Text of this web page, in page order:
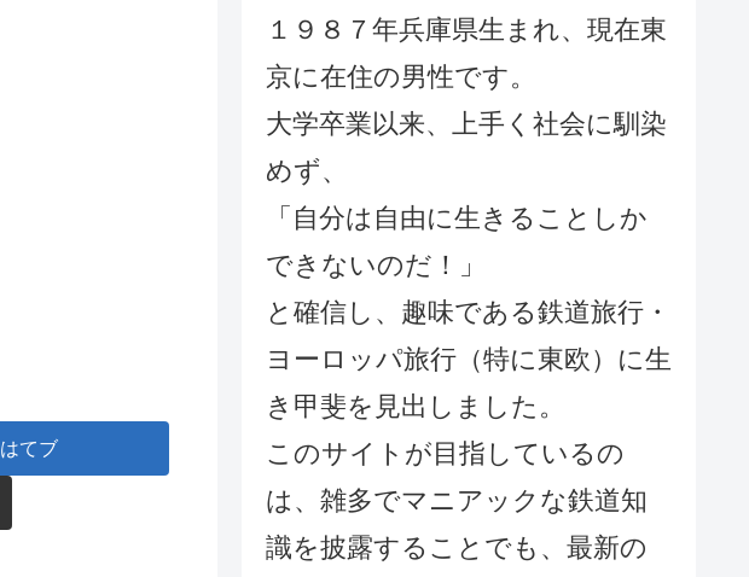
はてブ
１９８７年兵庫県生まれ、現在東
京に在住の男性です。
大学卒業以来、上手く社会に馴染
めず、
「自分は自由に生きることしか
できないのだ！」
と確信し、趣味である鉄道旅行・
ヨーロッパ旅行（特に東欧）に生
き甲斐を見出しました。
このサイトが目指しているの
は、雑多でマニアックな鉄道知
識を披露することでも、最新の